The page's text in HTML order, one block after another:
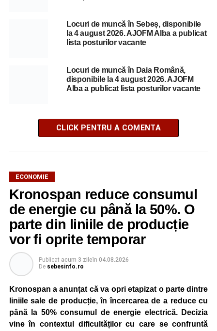
Locuri de muncă în Sebeș, disponibile
la 4 august 2026. AJOFM Alba a publicat
lista posturilor vacante
Locuri de muncă în Daia Română,
disponibile la 4 august 2026. AJOFM
Alba a publicat lista posturilor vacante
CLICK PENTRU A COMENTA
ECONOMIE
Kronospan reduce consumul
de energie cu până la 50%. O
parte din liniile de producție
vor fi oprite temporar
Publicat acum 3 zileîn 04.08.2026
De sebesinfo.ro
Kronospan a anunțat că va opri etapizat o parte dintre
liniile sale de producție, în încercarea de a reduce cu
până la 50% consumul de energie electrică. Decizia
vine în contextul dificultăților cu care se confruntă